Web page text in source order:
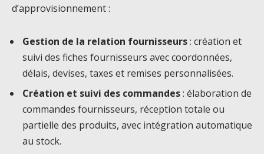
d’approvisionnement :
Gestion de la relation fournisseurs: création et
suivi des fiches fournisseurs avec coordonnées,
délais, devises, taxes et remises personnalisées.
Création et suivi des commandes: élaboration de
commandes fournisseurs, réception totale ou
partielle des produits, avec intégration automatique
au stock.